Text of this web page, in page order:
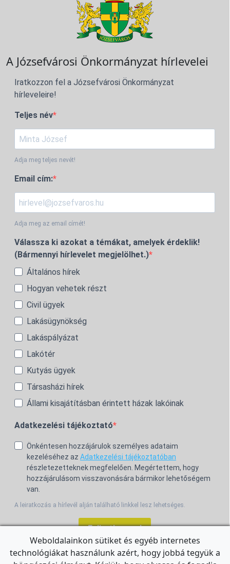
A Józsefvárosi Önkormányzat hírlevelei
Iratkozzon fel a Józsefvárosi Önkormányzat
hírleveleire!
Teljes név
Adja meg teljes nevét!
Email cím:
Adja meg az email címét!
Válassza ki azokat a témákat, amelyek érdeklik!
(Bármennyi hírlevelet megjelölhet.)
Általános hírek
Hogyan vehetek részt
Civil ügyek
Lakásügynökség
Lakáspályázat
Lakótér
Kutyás ügyek
Társasházi hírek
Állami kisajátításban érintett házak lakóinak
Adatkezelési tájékoztató
Önkéntesen hozzájárulok személyes adataim
kezeléséhez az Adatkezelési tájékoztatóban
részletezetteknek megfelelően. Megértettem, hogy
hozzájárulásom visszavonására bármikor lehetőségem
van.
A leiratkozás a hírlevél alján található linkkel lesz lehetséges.
Feliratkozom!
Weboldalainkon sütiket és egyéb internetes
technológiákat használunk azért, hogy jobbá tegyük a